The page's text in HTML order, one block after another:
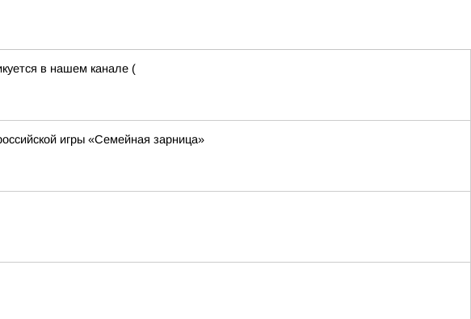
в нашем канале (
игры «Семейная зарница»